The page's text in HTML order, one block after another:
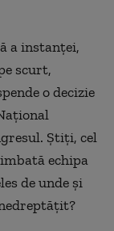
a instanței,
scurt,
o decizie
Știți, cel
echipa
de unde și